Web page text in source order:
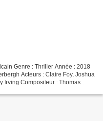
Genre : Thriller Année : 2018
Acteurs : Claire Foy, Joshua
Irving Compositeur : Thomas